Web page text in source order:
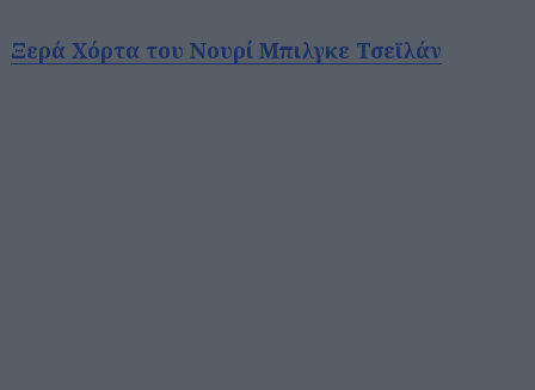
Ξερά Χόρτα του Νουρί Μπιλγκε Τσεϊλάν